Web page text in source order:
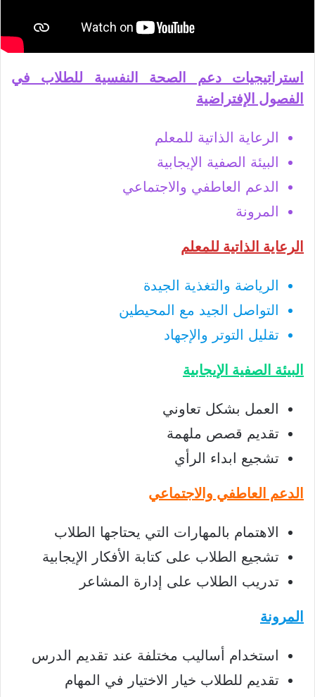
استراتيجيات دعم الصحة النفسية للطلاب في
الفصول الإفتراضية
الرعاية الذاتية للمعلم
البيئة الصفية الإيجابية
الدعم العاطفي والاجتماعي
المرونة
الرعاية الذاتية للمعلم
الرياضة والتغذية الجيدة
التواصل الجيد مع المحيطين
تقليل التوتر والإجهاد
البيئة الصفية الإيجابية
العمل بشكل تعاوني
تقديم قصص ملهمة
تشجيع ابداء الرأي
الدعم العاطفي والاجتماعي
الاهتمام بالمهارات التي يحتاجها الطلاب
تشجيع الطلاب على كتابة الأفكار الإيجابية
تدريب الطلاب على إدارة المشاعر
المرونة
استخدام أساليب مختلفة عند تقديم الدرس
تقديم للطلاب خيار الاختيار في المهام